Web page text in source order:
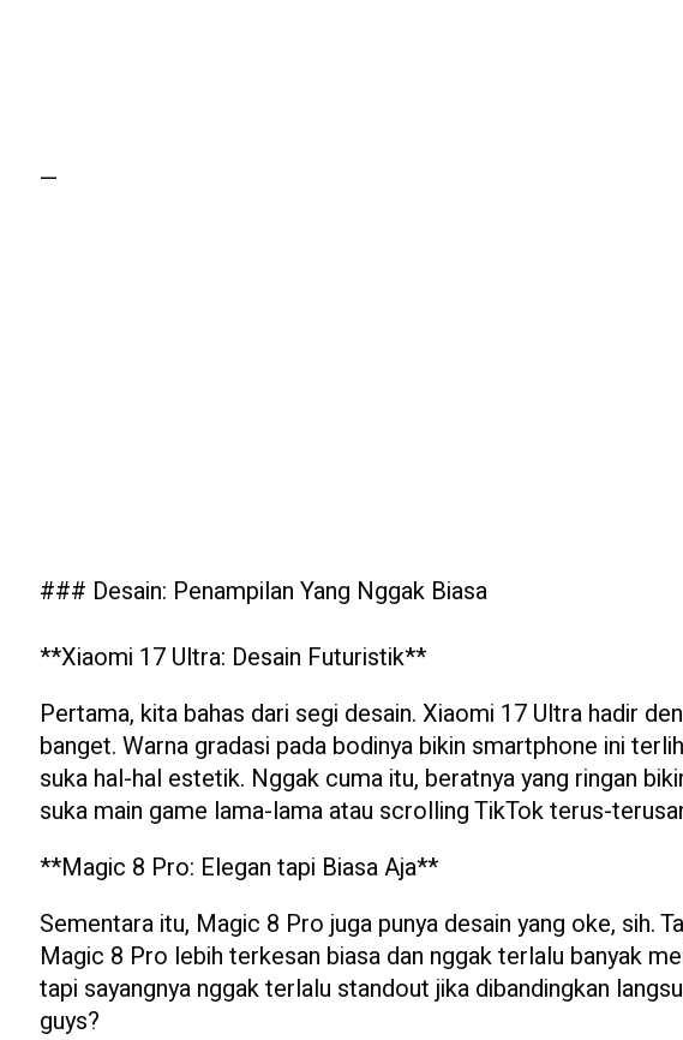
—
### Desain: Penampilan Yang Nggak Biasa
**Xiaomi 17 Ultra: Desain Futuristik**
Pertama, kita bahas dari segi desain. Xiaomi 17 Ultra hadir
banget. Warna gradasi pada bodinya bikin smartphone ini
suka hal-hal estetik. Nggak cuma itu, beratnya yang ringan
suka main game lama-lama atau scrolling TikTok terus-
**Magic 8 Pro: Elegan tapi Biasa Aja**
Sementara itu, Magic 8 Pro juga punya desain yang oke, sih.
Magic 8 Pro lebih terkesan biasa dan nggak terlalu banyak
tapi sayangnya nggak terlalu standout jika dibandingkan
guys?